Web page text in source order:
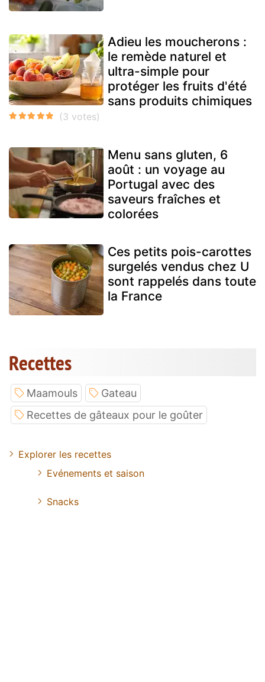
Adieu les moucherons :
le remède naturel et
ultra-simple pour
protéger les fruits d'été
sans produits chimiques
Menu sans gluten, 6
août : un voyage au
Portugal avec des
saveurs fraîches et
colorées
Ces petits pois-carottes
surgelés vendus chez U
sont rappelés dans toute
la France
Recettes
Maamouls
Gateau
Recettes de gâteaux pour le goûter
Explorer les recettes
Evénements et saison
Snacks